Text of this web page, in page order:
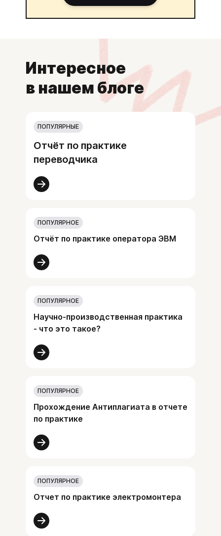
Интересное
в нашем блоге
ПОПУЛЯРНЫЕ
Отчёт по практике
переводчика
ПОПУЛЯРНОЕ
Отчёт по практике оператора ЭВМ
ПОПУЛЯРНОЕ
Научно-производственная практика
- что это такое?
ПОПУЛЯРНОЕ
Прохождение Антиплагиата в отчете
по практике
ПОПУЛЯРНОЕ
Отчет по практике электромонтера